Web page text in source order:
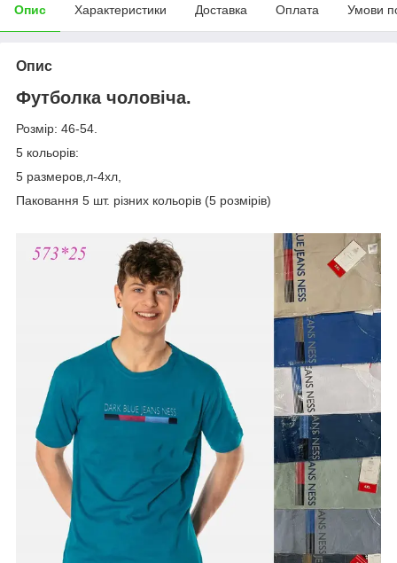
Опис Характеристики Доставка Оплата Умови
Опис
Футболка чоловіча.
Розмір: 46-54.
5 кольорів:
5 размеров,л-4хл,
Паковання 5 шт. різних кольорів (5 розмірів)